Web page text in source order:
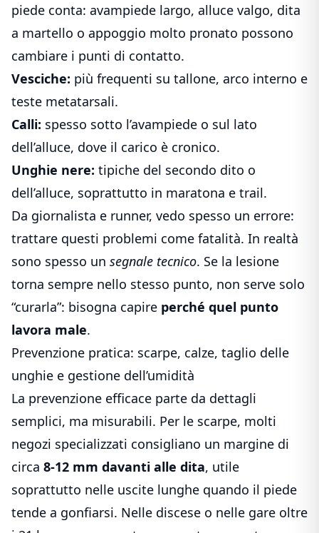
piede conta: avampiede largo, alluce valgo, dita
a martello o appoggio molto pronato possono
cambiare i punti di contatto.
Vesciche: più frequenti su tallone, arco interno e
teste metatarsali.
Calli: spesso sotto l’avampiede o sul lato
dell’alluce, dove il carico è cronico.
Unghie nere: tipiche del secondo dito o
dell’alluce, soprattutto in maratona e trail.
Da giornalista e runner, vedo spesso un errore:
trattare questi problemi come fatalità. In realtà
sono spesso un segnale tecnico. Se la lesione
torna sempre nello stesso punto, non serve solo
“curarla”: bisogna capire perché quel punto
lavora male.
Prevenzione pratica: scarpe, calze, taglio delle
unghie e gestione dell’umidità
La prevenzione efficace parte da dettagli
semplici, ma misurabili. Per le scarpe, molti
negozi specializzati consigliano un margine di
circa 8-12 mm davanti alle dita, utile
soprattutto nelle uscite lunghe quando il piede
tende a gonfiarsi. Nelle discese o nelle gare oltre